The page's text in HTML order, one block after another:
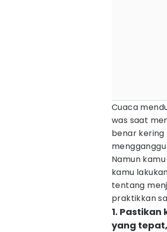
Cuaca
was saat
benar
Namun
kamu
tentang
praktikkan
1.
yang